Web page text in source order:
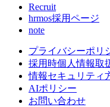
Recruit
hrmos採用ページ
note
プライバシーポリ
採用時個人情報取
情報セキュリティ
AIポリシー
お問い合わせ